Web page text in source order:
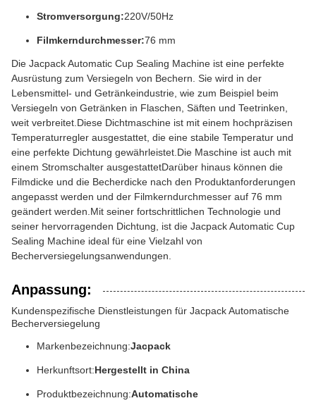
Stromversorgung:220V/50Hz
Filmkerndurchmesser:76 mm
Die Jacpack Automatic Cup Sealing Machine ist eine perfekte
Ausrüstung zum Versiegeln von Bechern. Sie wird in der
Lebensmittel- und Getränkeindustrie, wie zum Beispiel beim
Versiegeln von Getränken in Flaschen, Säften und Teetrinken,
weit verbreitet.Diese Dichtmaschine ist mit einem hochpräzisen
Temperaturregler ausgestattet, die eine stabile Temperatur und
eine perfekte Dichtung gewährleistet.Die Maschine ist auch mit
einem Stromschalter ausgestattetDarüber hinaus können die
Filmdicke und die Becherdicke nach den Produktanforderungen
angepasst werden und der Filmkerndurchmesser auf 76 mm
geändert werden.Mit seiner fortschrittlichen Technologie und
seiner hervorragenden Dichtung, ist die Jacpack Automatic Cup
Sealing Machine ideal für eine Vielzahl von
Becherversiegelungsanwendungen.
Anpassung:
Kundenspezifische Dienstleistungen für Jacpack Automatische
Becherversiegelung
Markenbezeichnung:Jacpack
Herkunftsort:Hergestellt in China
Produktbezeichnung:Automatische